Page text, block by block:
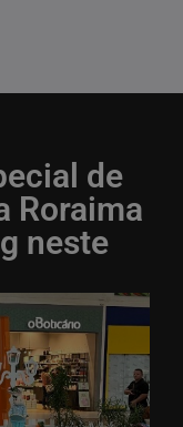
de
Roraima
neste